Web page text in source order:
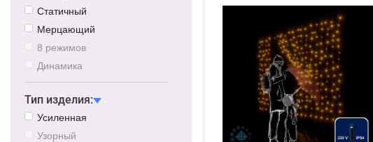
Статичный
Мерцающий
8 режимов
Динамика
Тип изделия:
Усиленная
Узорный